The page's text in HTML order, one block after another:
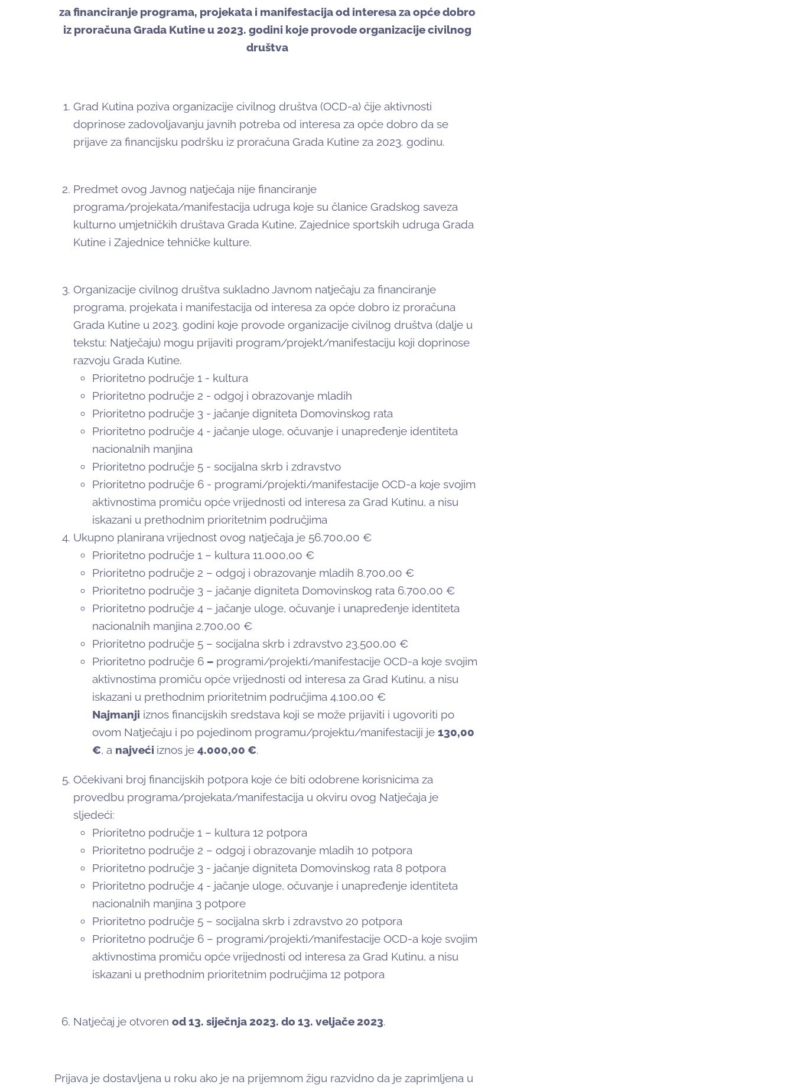
za financiranje programa, projekata i manifestacija od interesa za opće dobro
iz proračuna Grada Kutine u 2023. godini koje provode organizacije civilnog
društva
Grad Kutina poziva organizacije civilnog društva (OCD-a) čije aktivnosti
doprinose zadovoljavanju javnih potreba od interesa za opće dobro da se
prijave za financijsku podršku iz proračuna Grada Kutine za 2023. godinu.
Predmet ovog Javnog natječaja nije financiranje
programa/projekata/manifestacija udruga koje su članice Gradskog saveza
kulturno umjetničkih društava Grada Kutine, Zajednice sportskih udruga Grada
Kutine i Zajednice tehničke kulture.
Organizacije civilnog društva sukladno Javnom natječaju za financiranje
programa, projekata i manifestacija od interesa za opće dobro iz proračuna
Grada Kutine u 2023. godini koje provode organizacije civilnog društva (dalje u
tekstu: Natječaju) mogu prijaviti program/projekt/manifestaciju koji doprinose
razvoju Grada Kutine.
Prioritetno područje 1 - kultura
Prioritetno područje 2 - odgoj i obrazovanje mladih
Prioritetno područje 3 - jačanje digniteta Domovinskog rata
Prioritetno područje 4 - jačanje uloge, očuvanje i unapređenje identiteta
nacionalnih manjina
Prioritetno područje 5 - socijalna skrb i zdravstvo
Prioritetno područje 6 - programi/projekti/manifestacije OCD-a koje svojim
aktivnostima promiču opće vrijednosti od interesa za Grad Kutinu, a nisu
iskazani u prethodnim prioritetnim područjima
Ukupno planirana vrijednost ovog natječaja je 56.700,00 €
Prioritetno područje 1 – kultura 11.000,00 €
Prioritetno područje 2 – odgoj i obrazovanje mladih 8.700,00 €
Prioritetno područje 3 – jačanje digniteta Domovinskog rata 6.700,00 €
Prioritetno područje 4 – jačanje uloge, očuvanje i unapređenje identiteta
nacionalnih manjina 2.700,00 €
Prioritetno područje 5 – socijalna skrb i zdravstvo 23.500,00 €
Prioritetno područje 6 – programi/projekti/manifestacije OCD-a koje svojim
aktivnostima promiču opće vrijednosti od interesa za Grad Kutinu, a nisu
iskazani u prethodnim prioritetnim područjima 4.100,00 €
Najmanji iznos financijskih sredstava koji se može prijaviti i ugovoriti po
ovom Natječaju i po pojedinom programu/projektu/manifestaciji je 130,00
€, a najveći iznos je 4.000,00 €.
Očekivani broj financijskih potpora koje će biti odobrene korisnicima za
provedbu programa/projekata/manifestacija u okviru ovog Natječaja je
sljedeći:
Prioritetno područje 1 – kultura 12 potpora
Prioritetno područje 2 – odgoj i obrazovanje mladih 10 potpora
Prioritetno područje 3 - jačanje digniteta Domovinskog rata 8 potpora
Prioritetno područje 4 - jačanje uloge, očuvanje i unapređenje identiteta
nacionalnih manjina 3 potpore
Prioritetno područje 5 – socijalna skrb i zdravstvo 20 potpora
Prioritetno područje 6 – programi/projekti/manifestacije OCD-a koje svojim
aktivnostima promiču opće vrijednosti od interesa za Grad Kutinu, a nisu
iskazani u prethodnim prioritetnim područjima 12 potpora
Natječaj je otvoren od 13. siječnja 2023. do 13. veljače 2023.
Prijava je dostavljena u roku ako je na prijemnom žigu razvidno da je zaprimljena u